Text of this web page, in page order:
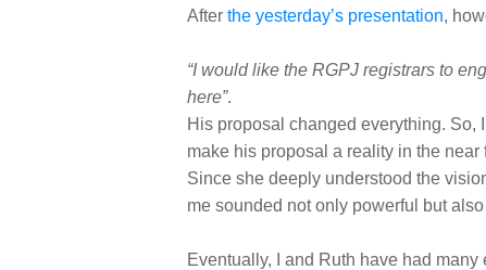
After the yesterday’s presentation,
“I would like the RGPJ registrars to
here”.
His proposal changed everything. So,
make his proposal a reality in the near
Since she deeply understood the
me sounded not only powerful but
Eventually, I and Ruth have had